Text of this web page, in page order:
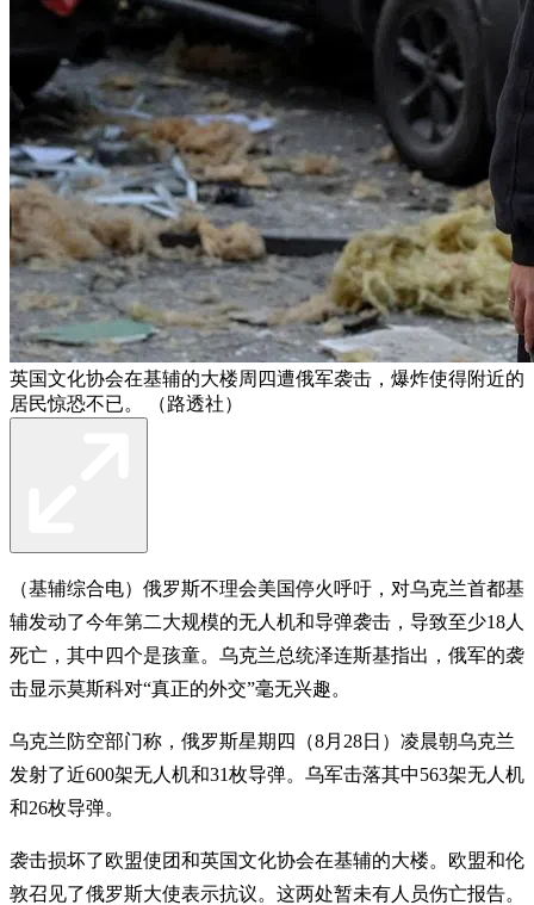
英国文化协会在基辅的大楼周四遭俄军袭击，爆炸使得附近的
居民惊恐不已。 （路透社）
（基辅综合电）俄罗斯不理会美国停火呼吁，对乌克兰首都基
辅发动了今年第二大规模的无人机和导弹袭击，导致至少18人
死亡，其中四个是孩童。乌克兰总统泽连斯基指出，俄军的袭
击显示莫斯科对“真正的外交”毫无兴趣。
乌克兰防空部门称，俄罗斯星期四（8月28日）凌晨朝乌克兰
发射了近600架无人机和31枚导弹。乌军击落其中563架无人机
和26枚导弹。
袭击损坏了欧盟使团和英国文化协会在基辅的大楼。欧盟和伦
敦召见了俄罗斯大使表示抗议。这两处暂未有人员伤亡报告。